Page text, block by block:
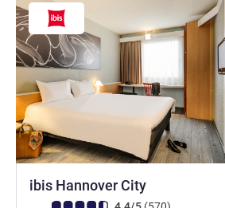
ibis Hannover City